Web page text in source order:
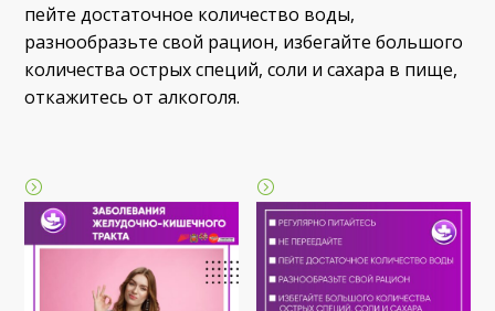
пейте достаточное количество воды,
разнообразьте свой рацион, избегайте большого
количества острых специй, соли и сахара в пище,
откажитесь от алкоголя.